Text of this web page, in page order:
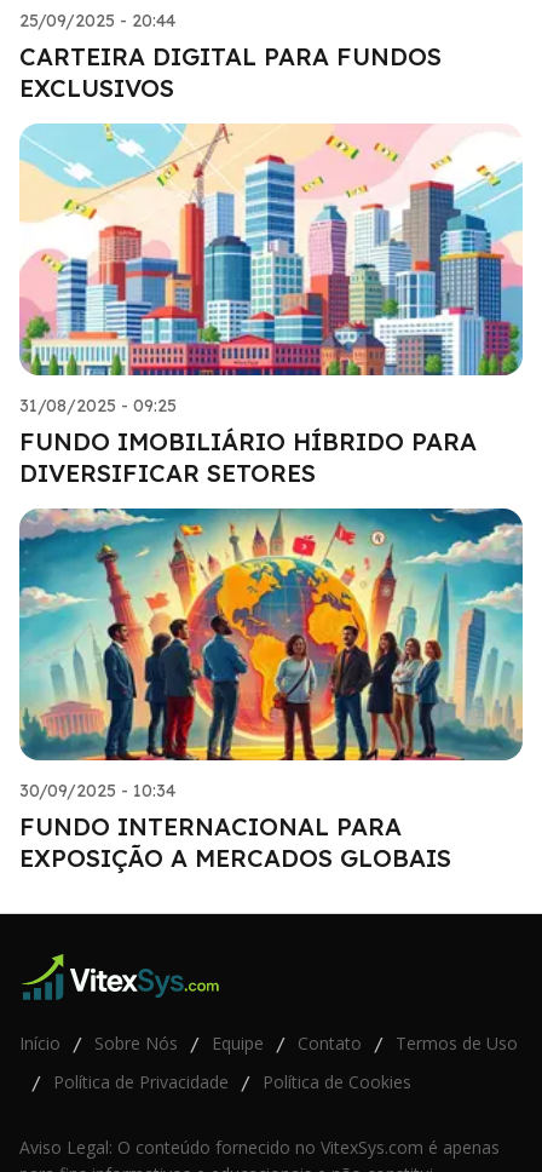
25/09/2025 - 20:44
CARTEIRA DIGITAL PARA FUNDOS
EXCLUSIVOS
31/08/2025 - 09:25
FUNDO IMOBILIÁRIO HÍBRIDO PARA
DIVERSIFICAR SETORES
30/09/2025 - 10:34
FUNDO INTERNACIONAL PARA
EXPOSIÇÃO A MERCADOS GLOBAIS
Início / Sobre Nós / Equipe / Contato / Termos de Uso
/ Política de Privacidade / Política de Cookies
Aviso Legal: O conteúdo fornecido no VitexSys.com é apenas